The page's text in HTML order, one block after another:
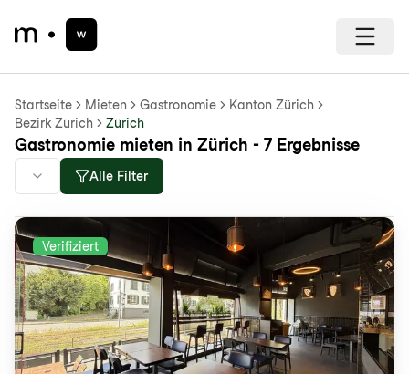
Startseite Mieten Gastronomie
Kanton Zürich
Bezirk Zürich
Zürich
Gastronomie mieten in Zürich - 7 Ergebnisse
Alle Filter
Verifiziert